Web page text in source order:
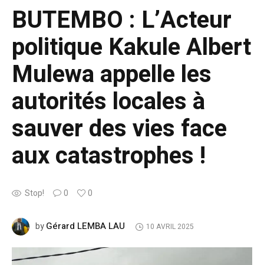
BUTEMBO : L’Acteur
politique Kakule Albert
Mulewa appelle les
autorités locales à
sauver des vies face
aux catastrophes !
Stop! 0 0
byGérard LEMBA LAU 10 AVRIL 2025